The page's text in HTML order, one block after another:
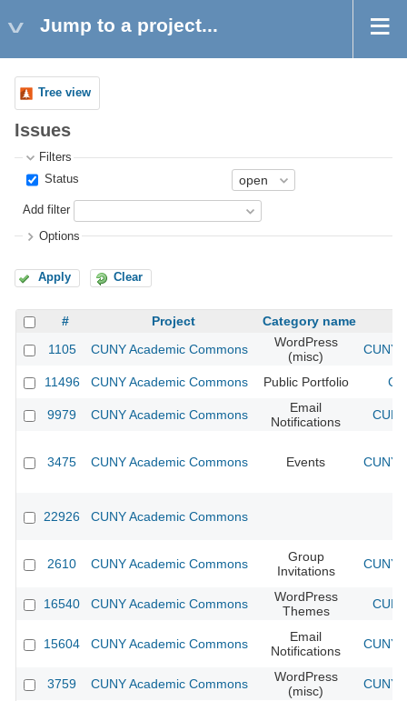
Jump to a project...
Tree view
Issues
Filters
Status
Add filter
Options
Apply Clear
# Project
Category name
1105
CUNY Academic Commons
WordPress
(misc)
CUNY
11496 CUNY Academic Commons Public Portfolio
9979 CUNY Academic Commons
Email
Notifications
3475 CUNY Academic Commons Events CUNY
22926 CUNY Academic Commons
2610 CUNY Academic Commons
Group
Invitations
CUNY
16540 CUNY Academic Commons
WordPress
Themes
15604 CUNY Academic Commons
Email
Notifications
CUNY
3759 CUNY Academic Commons
WordPress
(misc)
CUNY